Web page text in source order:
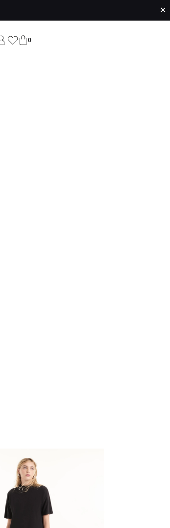
✕
0